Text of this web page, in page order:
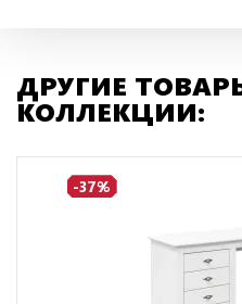
ДРУГИЕ
КОЛЛЕКЦИИ:
-37%